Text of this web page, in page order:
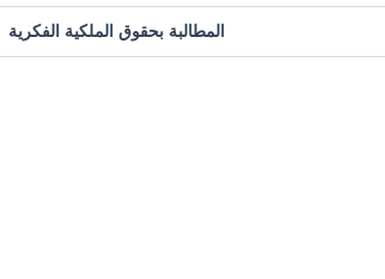
المطالبة بحقوق الملكية الفكرية